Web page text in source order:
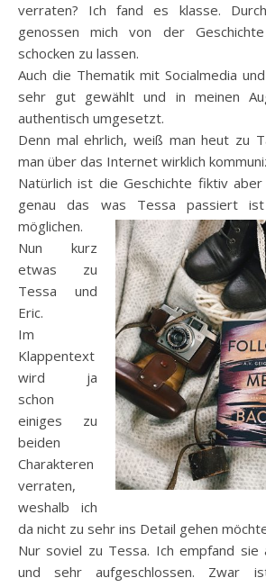
verraten? Ich fand es klasse.
genossen mich von der
schocken zu lassen.
Auch die Thematik mit Socialmedia
sehr gut gewählt und in meinen
authentisch umgesetzt.
Denn mal ehrlich, weiß man heut zu
man über das Internet wirklich
Natürlich ist die Geschichte fiktiv
genau das was Tessa passiert
möglichen.
Nun kurz
etwas zu
Tessa und
Eric.
Im
Klappentext
wird ja
schon
einiges zu
beiden
Charakteren
verraten,
weshalb ich
da nicht zu sehr ins Detail gehen
Nur soviel zu Tessa. Ich empfand sie
und sehr aufgeschlossen. Zwar